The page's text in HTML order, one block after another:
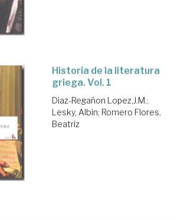
Historia de la literatura
griega. Vol. 1
Diaz-Regañon Lopez,J.M.;
Lesky, Albin; Romero Flores,
Beatriz